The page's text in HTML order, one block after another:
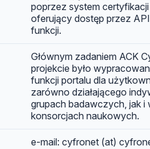
poprzez system
oferujący dostęp przez
funkcji.
Głównym zadaniem ACK
projekcie było
funkcji portalu dla
zarówno działającego
grupach badawczych, jak i
konsorcjach naukowych.
e-mail: cyfronet (at)